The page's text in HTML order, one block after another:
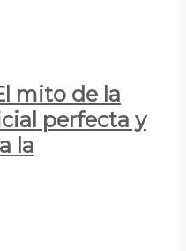
mito de la
perfecta y
la